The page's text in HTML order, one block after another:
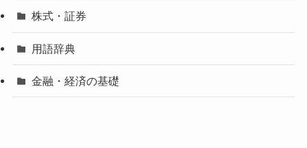
株式・証券
用語辞典
金融・経済の基礎